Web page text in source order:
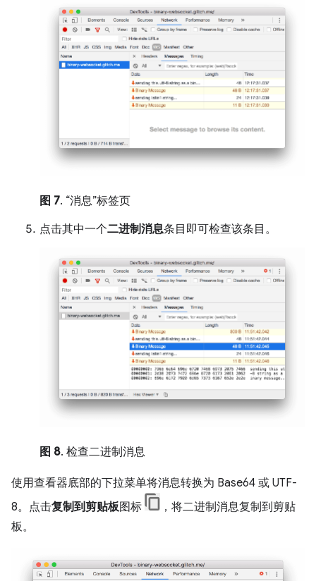
图 7. “消息”标签页
点击其中一个二进制消息条目即可检查该条目。
图 8. 检查二进制消息
使用查看器底部的下拉菜单将消息转换为 Base64 或 UTF-
8。点击复制到剪贴板图标
，将二进制消息复制到剪贴
板。